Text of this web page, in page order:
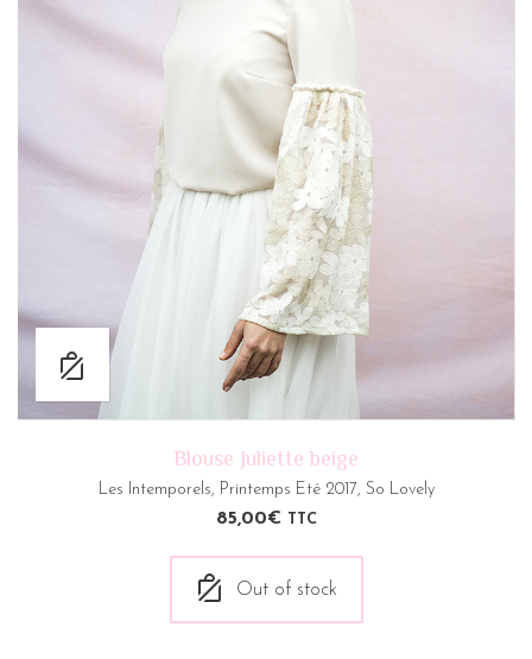
Blouse Juliette beige
Les Intemporels, Printemps Eté 2017, So Lovely
85,00€ TTC
Out of stock